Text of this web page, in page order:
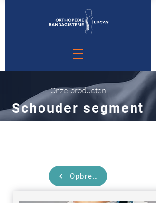
Onze producten
Schouder segment
Opbrengst